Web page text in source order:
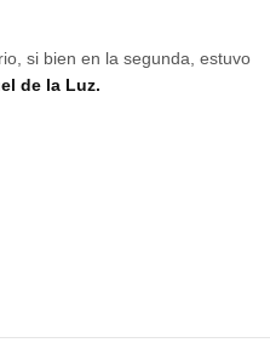
si bien en la segunda, estuvo
de la Luz.